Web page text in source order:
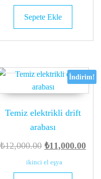
₺100.00.fiyat:
Sepete Ekle
İndirim!
Temiz elektrikli drift
arabası
₺12,000.00 Orijinal
fiyat:
₺12,000.00.
₺11,000.00Şu
ikinci el eşya